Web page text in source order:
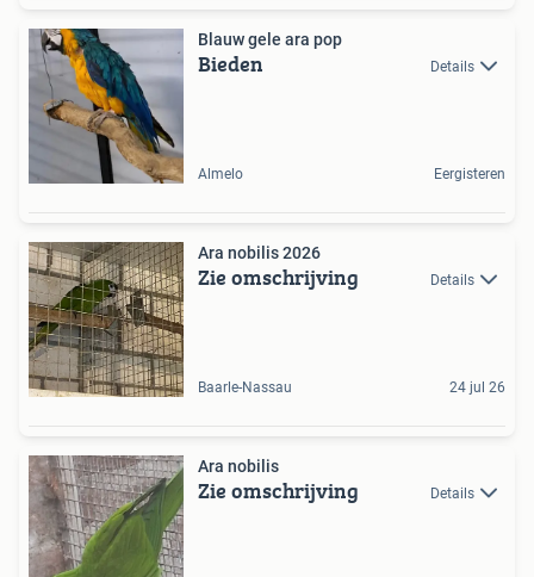
Blauw gele ara pop
Bieden Details
Almelo Eergisteren
Ara nobilis 2026
Zie omschrijving Details
Baarle-Nassau 24 jul 26
Ara nobilis
Zie omschrijving Details